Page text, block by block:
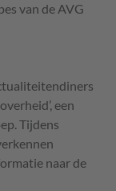
van de AVG
een
Tijdens
naar de